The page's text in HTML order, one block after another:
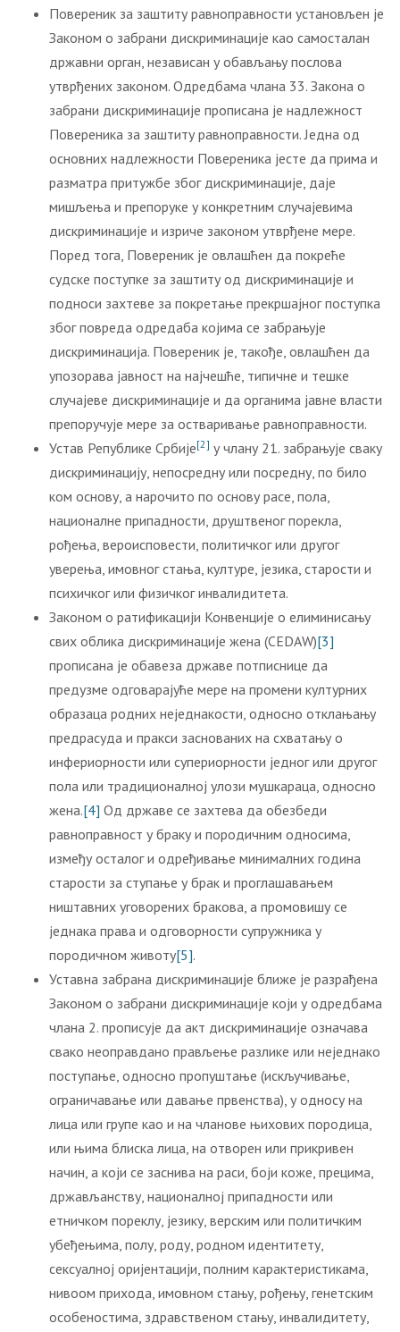
Повереник за заштиту равноправности установљен je
Законом о забрани дискриминације као самосталан
државни орган, независан у обављању послова
утврђених законом. Одредбама члана 33. Закона о
забрани дискриминације прописана је надлежност
Повереника за заштиту равноправности. Једна од
основних надлежности Повереника јесте да прима и
разматра притужбе због дискриминације, даје
мишљења и препоруке у конкретним случајевима
дискриминације и изриче законом утврђене мере.
Поред тога, Повереник је овлашћен да покреће
судске поступке за заштиту од дискриминације и
подноси захтеве за покретање прекршајног поступка
због повреда одредаба којима се забрањује
дискриминација. Повереник је, такође, овлашћен да
упозорава јавност на најчешће, типичне и тешке
случајеве дискриминације и да органима јавне власти
препоручује мере за остваривање равноправности.
Устав Републике Србије[2] у члану 21. забрањује сваку
дискриминацију, непосредну или посредну, по било
ком основу, а нарочито по основу расе, пола,
националне припадности, друштвеног порекла,
рођења, вероисповести, политичког или другог
уверења, имовног стања, културе, језика, старости и
психичког или физичког инвалидитета.
Законом о ратификацији Конвенције о елиминисању
свих облика дискриминације жена (CЕDАW)[3]
прописана је обавеза државе потписнице да
предузме одговарајуће мере на промени културних
образаца родних неједнакости, односно отклањању
предрасуда и пракси заснованих на схватању o
инфериорности или супериорности једног или другог
пола или традиционалној улози мушкараца, односно
жена.[4] Од државе се захтева да обезбеди
равноправност у браку и породичним односима,
између осталог и одређивање минималних година
старости за ступање у брак и проглашавањем
ништавних уговорених бракова, а промовишу се
једнака права и одговорности супружника у
породичном животу[5].
Уставна забрана дискриминације ближе је разрађена
Законом о забрани дискриминације који у одредбама
члана 2. прописује да акт дискриминације означава
свако неоправдано прављење разлике или неједнако
поступање, односно пропуштање (искључивање,
ограничавање или давање првенства), у односу на
лица или групе као и на чланове њихових породица,
или њима блиска лица, на отворен или прикривен
начин, а који се заснива на раси, боји коже, прецима,
држављанству, националној припадности или
етничком пореклу, језику, верским или политичким
убеђењима, полу, роду, родном идентитету,
сексуалној оријентацији, полним карактеристикама,
нивоом прихода, имовном стању, рођењу, генетским
особеностима, здравственом стању, инвалидитету,